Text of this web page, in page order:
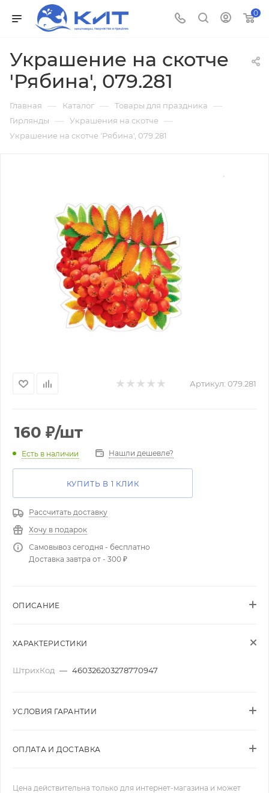
0
Украшение на скотче
'Рябина', 079.281
Главная — Каталог — Товары для праздника —
Гирлянды — Украшения на скотче —
Украшение на скотче 'Рябина', 079.281
Артикул: 079.281
160 ₽/шт
Есть в наличии Нашли дешевле?
КУПИТЬ В 1 КЛИК
Рассчитать доставку
Хочу в подарок
Самовывоз сегодня - бесплатно
Доставка завтра от - 300 ₽
ОПИСАНИЕ
ХАРАКТЕРИСТИКИ
ШтрихКод — 460326203278770947
УСЛОВИЯ ГАРАНТИИ
ОПЛАТА И ДОСТАВКА
Цена действительна только для интернет-магазина и может